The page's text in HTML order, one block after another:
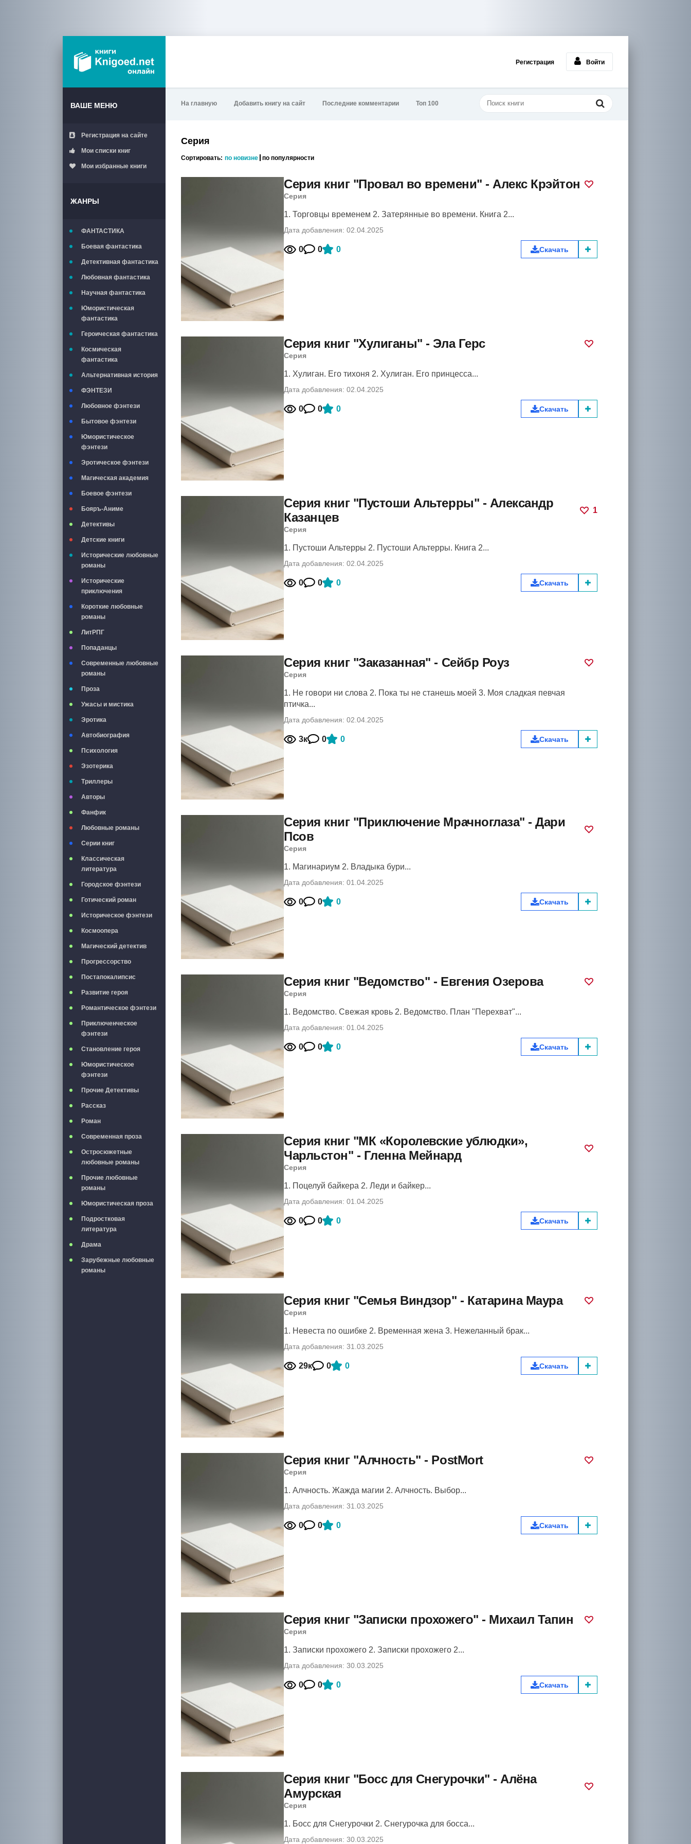
Регистрация Войти
ВАШЕ МЕНЮ
Регистрация на сайте
Мои списки книг
Мои избранные книги
ЖАНРЫ
ФАНТАСТИКА
Боевая фантастика
Детективная фантастика
Любовная фантастика
Научная фантастика
Юмористическая
фантастика
Героическая фантастика
Космическая
фантастика
Альтернативная история
ФЭНТЕЗИ
Любовное фэнтези
Бытовое фэнтези
Юмористическое
фэнтези
Эротическое фэнтези
Магическая академия
Боевое фэнтези
Бояръ-Аниме
Детективы
Детские книги
Исторические любовные
романы
Исторические
приключения
Короткие любовные
романы
ЛитРПГ
Попаданцы
Современные любовные
романы
Проза
Ужасы и мистика
Эротика
Автобиография
Психология
Эзотерика
Триллеры
Авторы
Фанфик
Любовные романы
Серии книг
Классическая
литература
Городское фэнтези
Готический роман
Историческое фэнтези
Космоопера
Магический детектив
Прогрессорство
Постапокалипсис
Развитие героя
Романтическое фэнтези
Приключенческое
фэнтези
Становление героя
Юмористическое
фэнтези
Прочие Детективы
Рассказ
Роман
Современная проза
Остросюжетные
любовные романы
Прочие любовные
романы
Юмористическая проза
Подростковая
литература
Драма
Зарубежные любовные
романы
На главную Добавить книгу на сайт Последние комментарии Топ 100
Серия
Сортировать: по новизне по популярности
Серия книг "Провал во времени" - Алекс Крэйтон
Серия
1. Торговцы временем 2. Затерянные во времени. Книга 2...
Дата добавления: 02.04.2025
0 0 0 Скачать
Серия книг "Хулиганы" - Эла Герс
Серия
1. Хулиган. Его тихоня 2. Хулиган. Его принцесса...
Дата добавления: 02.04.2025
0 0 0 Скачать
Серия книг "Пустоши Альтерры" - Александр
Казанцев
1
Серия
1. Пустоши Альтерры 2. Пустоши Альтерры. Книга 2...
Дата добавления: 02.04.2025
0 0 0 Скачать
Серия книг "Заказанная" - Сейбр Роуз
Серия
1. Не говори ни слова 2. Пока ты не станешь моей 3. Моя сладкая певчая
птичка...
Дата добавления: 02.04.2025
3к 0 0 Скачать
Серия книг "Приключение Мрачноглаза" - Дари
Псов
Серия
1. Магинариум 2. Владыка бури...
Дата добавления: 01.04.2025
0 0 0 Скачать
Серия книг "Ведомство" - Евгения Озерова
Серия
1. Ведомство. Свежая кровь 2. Ведомство. План "Перехват"...
Дата добавления: 01.04.2025
0 0 0 Скачать
Серия книг "МК «Королевские ублюдки»,
Чарльстон" - Гленна Мейнард
Серия
1. Поцелуй байкера 2. Леди и байкер...
Дата добавления: 01.04.2025
0 0 0 Скачать
Серия книг "Семья Виндзор" - Катарина Маура
Серия
1. Невеста по ошибке 2. Временная жена 3. Нежеланный брак...
Дата добавления: 31.03.2025
29к 0 0 Скачать
Серия книг "Алчность" - PostMort
Серия
1. Алчность. Жажда магии 2. Алчность. Выбор...
Дата добавления: 31.03.2025
0 0 0 Скачать
Серия книг "Записки прохожего" - Михаил Тапин
Серия
1. Записки прохожего 2. Записки прохожего 2...
Дата добавления: 30.03.2025
0 0 0 Скачать
Серия книг "Босс для Снегурочки" - Алёна
Амурская
Серия
1. Босс для Снегурочки 2. Снегурочка для босса...
Дата добавления: 30.03.2025